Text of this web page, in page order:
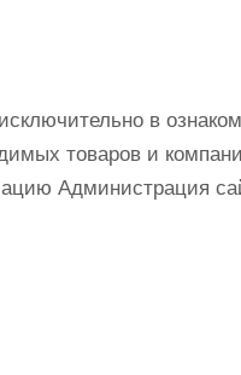
в
товаров и
Администрация